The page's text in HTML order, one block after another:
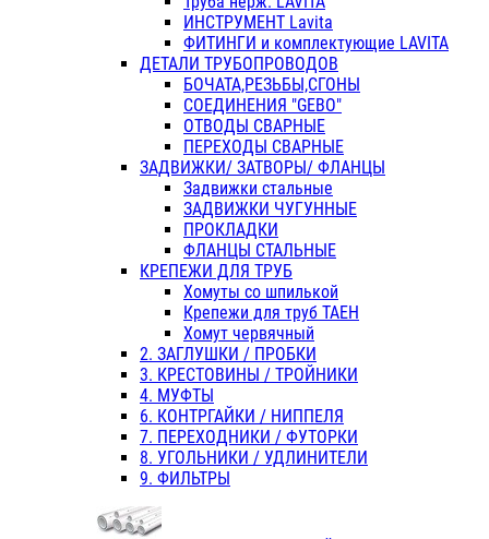
ИНСТРУМЕНТ Lavita
ФИТИНГИ и комплектующие LAVITA
ДЕТАЛИ ТРУБОПРОВОДОВ
БОЧАТА,РЕЗЬБЫ,СГОНЫ
СОЕДИНЕНИЯ "GEBO"
ОТВОДЫ СВАРНЫЕ
ПЕРЕХОДЫ СВАРНЫЕ
ЗАДВИЖКИ/ ЗАТВОРЫ/ ФЛАНЦЫ
Задвижки стальные
ЗАДВИЖКИ ЧУГУННЫЕ
ПРОКЛАДКИ
ФЛАНЦЫ СТАЛЬНЫЕ
КРЕПЕЖИ ДЛЯ ТРУБ
Хомуты со шпилькой
Крепежи для труб ТАЕН
Хомут червячный
2. ЗАГЛУШКИ / ПРОБКИ
3. КРЕСТОВИНЫ / ТРОЙНИКИ
4. МУФТЫ
6. КОНТРГАЙКИ / НИППЕЛЯ
7. ПЕРЕХОДНИКИ / ФУТОРКИ
8. УГОЛЬНИКИ / УДЛИНИТЕЛИ
9. ФИЛЬТРЫ